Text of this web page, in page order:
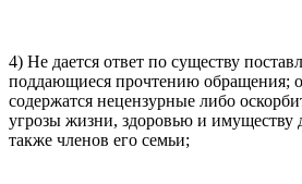
4) Не дается ответ по существу
поддающиеся прочтению обращения;
содержатся нецензурные либо
угрозы жизни, здоровью и имуществу
также членов его семьи;